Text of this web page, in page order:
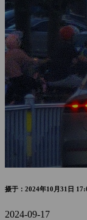
摄于：2024年10月31日
2024-09-17